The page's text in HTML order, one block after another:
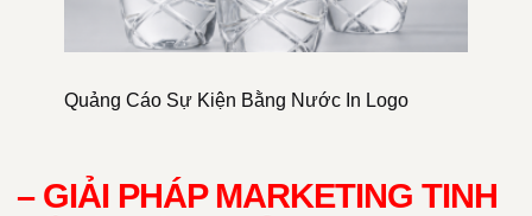
Quảng Cáo Sự Kiện Bằng Nước In Logo
– GIẢI PHÁP MARKETING TINH